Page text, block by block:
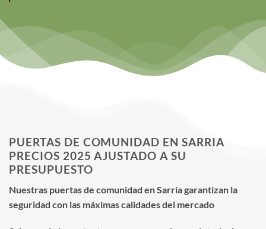
PUERTAS DE COMUNIDAD EN SARRIA
PRECIOS 2025 AJUSTADO A SU
PRESUPUESTO
Nuestras puertas de comunidad en Sarria garantizan la
seguridad con las máximas calidades del mercado